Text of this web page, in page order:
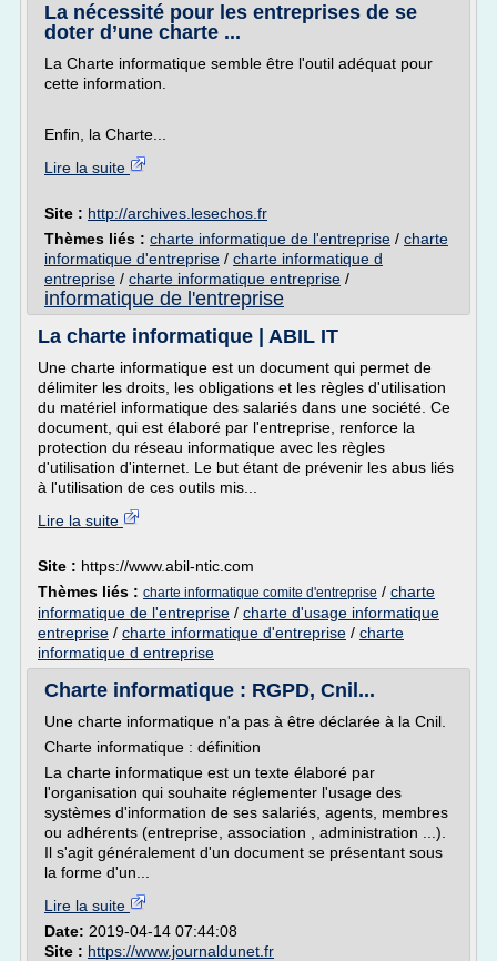
La nécessité pour les entreprises de se
doter d’une charte ...
La Charte informatique semble être l'outil adéquat pour
cette information.
Enfin, la Charte...
Lire la suite
Site : http://archives.lesechos.fr
Thèmes liés : charte informatique de l'entreprise / charte
informatique d'entreprise / charte informatique d
entreprise / charte informatique entreprise /
informatique de l'entreprise
La charte informatique | ABIL IT
Une charte informatique est un document qui permet de
délimiter les droits, les obligations et les règles d'utilisation
du matériel informatique des salariés dans une société. Ce
document, qui est élaboré par l'entreprise, renforce la
protection du réseau informatique avec les règles
d'utilisation d'internet. Le but étant de prévenir les abus liés
à l'utilisation de ces outils mis...
Lire la suite
Site : https://www.abil-ntic.com
Thèmes liés : charte informatique comite d'entreprise / charte
informatique de l'entreprise / charte d'usage informatique
entreprise / charte informatique d'entreprise / charte
informatique d entreprise
Charte informatique : RGPD, Cnil...
Une charte informatique n'a pas à être déclarée à la Cnil.
Charte informatique : définition
La charte informatique est un texte élaboré par
l'organisation qui souhaite réglementer l'usage des
systèmes d'information de ses salariés, agents, membres
ou adhérents (entreprise, association , administration ...).
Il s'agit généralement d'un document se présentant sous
la forme d'un...
Lire la suite
Date: 2019-04-14 07:44:08
Site : https://www.journaldunet.fr